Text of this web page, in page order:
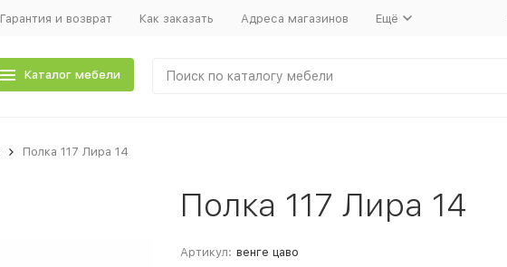
Гарантия и возврат Как заказать Адреса магазинов Ещё
Каталог мебели
Полка 117 Лира 14
Полка 117 Лира 14
Артикул: венге цаво